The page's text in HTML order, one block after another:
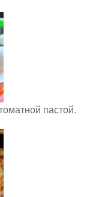
пастой.